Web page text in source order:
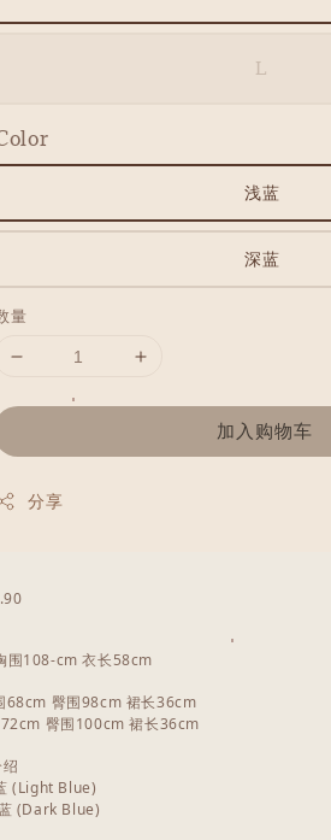
L
浅蓝
深蓝
量
加入购物车
分享
围108-cm 衣长58cm
68cm 臀围98cm 裙长36cm
臀围100cm 裙长36cm
(Light Blue)
(Dark Blue)